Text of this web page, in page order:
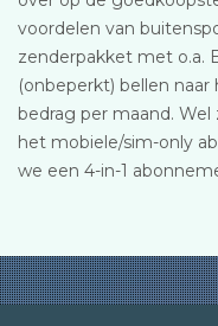
voordelen van
zenderpakket met o.a.
(onbeperkt) bellen
bedrag per maand.
het mobiele/sim-only
we een 4-in-1